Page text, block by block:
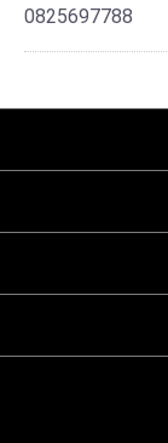
0825697788